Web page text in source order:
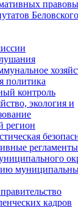
политика
контроль
экология и
регион
кадров